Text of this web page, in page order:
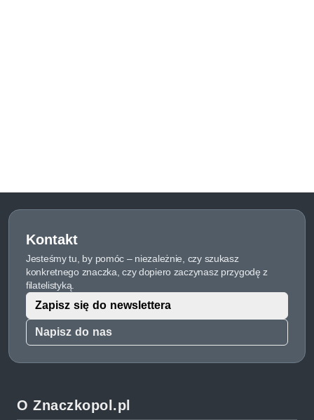
Kontakt
Jesteśmy tu, by pomóc – niezależnie, czy szukasz
konkretnego znaczka, czy dopiero zaczynasz przygodę z
filatelistyką.
Napisz do nas
Zapisz się do newslettera
O Znaczkopol.pl